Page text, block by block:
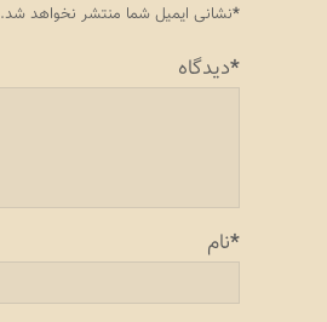
نشانی ایمیل شما منتشر نخواهد شد.*
دیدگاه*
نام*